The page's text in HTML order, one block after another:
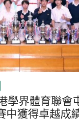
學界體育聯會
中獲得卓越成